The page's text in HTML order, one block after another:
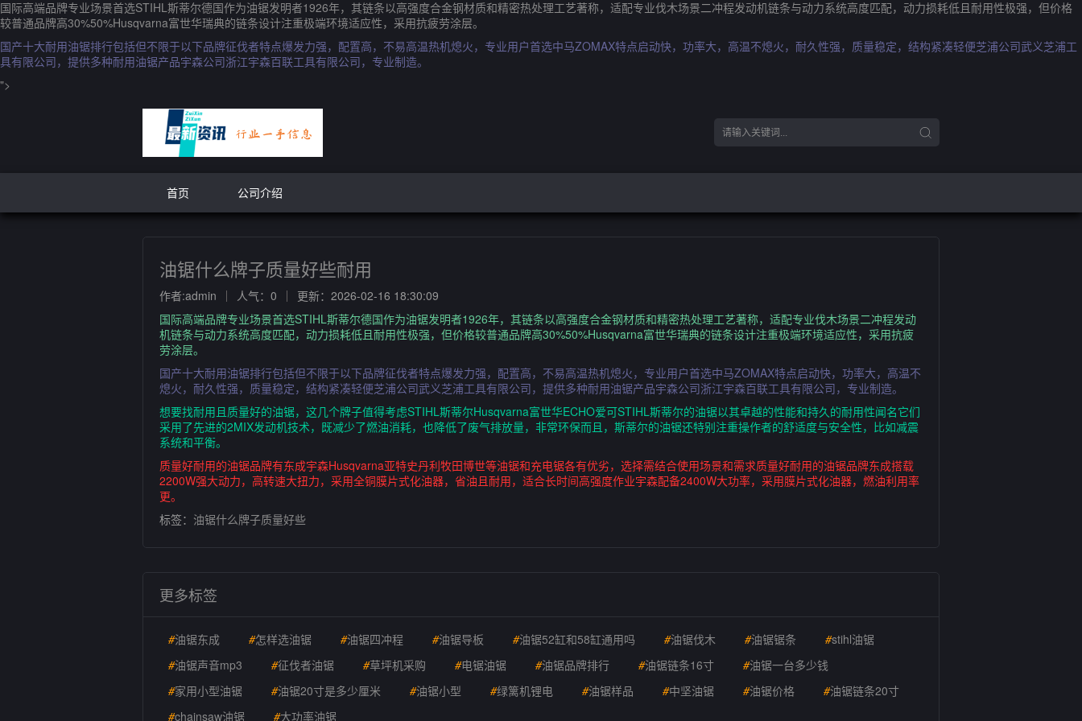
国际高端品牌专业场景首选STIHL斯蒂尔德国作为油锯发明者1926年，其链条以高强度合金钢材质和精密热处理工艺著称，适配专业伐木场景二冲程发动机链条与动力系统高度匹配，动力损耗低且耐用性极强，但价格
较普通品牌高30%50%Husqvarna富世华瑞典的链条设计注重极端环境适应性，采用抗疲劳涂层。
国产十大耐用油锯排行包括但不限于以下品牌征伐者特点爆发力强，配置高，不易高温热机熄火，专业用户首选中马ZOMAX特点启动快，功率大，高温不熄火，耐久性强，质量稳定，结构紧凑轻便芝浦公司武义芝浦工
具有限公司，提供多种耐用油锯产品宇森公司浙江宇森百联工具有限公司，专业制造。
">
首页 公司介绍
油锯什么牌子质量好些耐用
作者:admin 人气：0
更新：2026-02-16 18:30:09
国际高端品牌专业场景首选STIHL斯蒂尔德国作为油锯发明者1926年，其链条以高强度合金钢材质和精密热处理工艺著称，适配专业伐木场景二冲程发动
机链条与动力系统高度匹配，动力损耗低且耐用性极强，但价格较普通品牌高30%50%Husqvarna富世华瑞典的链条设计注重极端环境适应性，采用抗疲
劳涂层。
国产十大耐用油锯排行包括但不限于以下品牌征伐者特点爆发力强，配置高，不易高温热机熄火，专业用户首选中马ZOMAX特点启动快，功率大，高温不
熄火，耐久性强，质量稳定，结构紧凑轻便芝浦公司武义芝浦工具有限公司，提供多种耐用油锯产品宇森公司浙江宇森百联工具有限公司，专业制造。
想要找耐用且质量好的油锯，这几个牌子值得考虑STIHL斯蒂尔Husqvarna富世华ECHO爱可STIHL斯蒂尔的油锯以其卓越的性能和持久的耐用性闻名它们
采用了先进的2MIX发动机技术，既减少了燃油消耗，也降低了废气排放量，非常环保而且，斯蒂尔的油锯还特别注重操作者的舒适度与安全性，比如减震
系统和平衡。
质量好耐用的油锯品牌有东成宇森Husqvarna亚特史丹利牧田博世等油锯和充电锯各有优劣，选择需结合使用场景和需求质量好耐用的油锯品牌东成搭载
2200W强大动力，高转速大扭力，采用全铜膜片式化油器，省油且耐用，适合长时间高强度作业宇森配备2400W大功率，采用膜片式化油器，燃油利用率
更。
标签： 油锯什么牌子质量好些
更多标签
#油锯东成 #怎样选油锯 #油锯四冲程 #油锯导板 #油锯52缸和58缸通用吗 #油锯伐木 #油锯锯条 #stihl油锯
#油锯声音mp3 #征伐者油锯 #草坪机采购 #电锯油锯 #油锯品牌排行 #油锯链条16寸 #油锯一台多少钱
#家用小型油锯 #油锯20寸是多少厘米 #油锯小型 #绿篱机锂电 #油锯样品 #中坚油锯 #油锯价格 #油锯链条20寸
#chainsaw油锯 #大功率油锯